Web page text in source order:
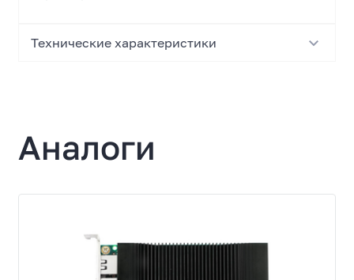
Технические характеристики
Серверный сетевой адаптер
1000Base-T, 100Base-TX, 10Base-T
Версия интерфейса
PCI Express 2.1 x4
Аналоги